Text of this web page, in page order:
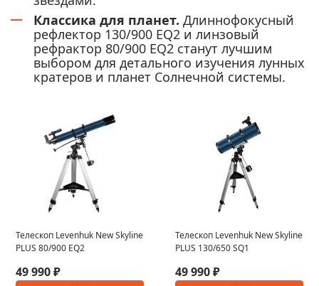
Классика для планет. Длиннофокусный
рефлектор 130/900 EQ2 и линзовый
рефрактор 80/900 EQ2 станут лучшим
выбором для детального изучения лунных
кратеров и планет Солнечной системы.
Телескоп Levenhuk New Skyline
PLUS 80/900 EQ2
49 990 ₽
Телескоп Levenhuk New Skyline
PLUS 130/650 SQ1
49 990 ₽